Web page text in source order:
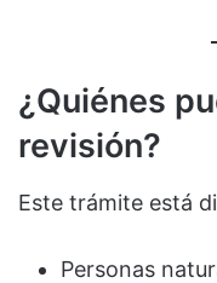
¿Quiénes
revisión?
Este trámite está
Personas